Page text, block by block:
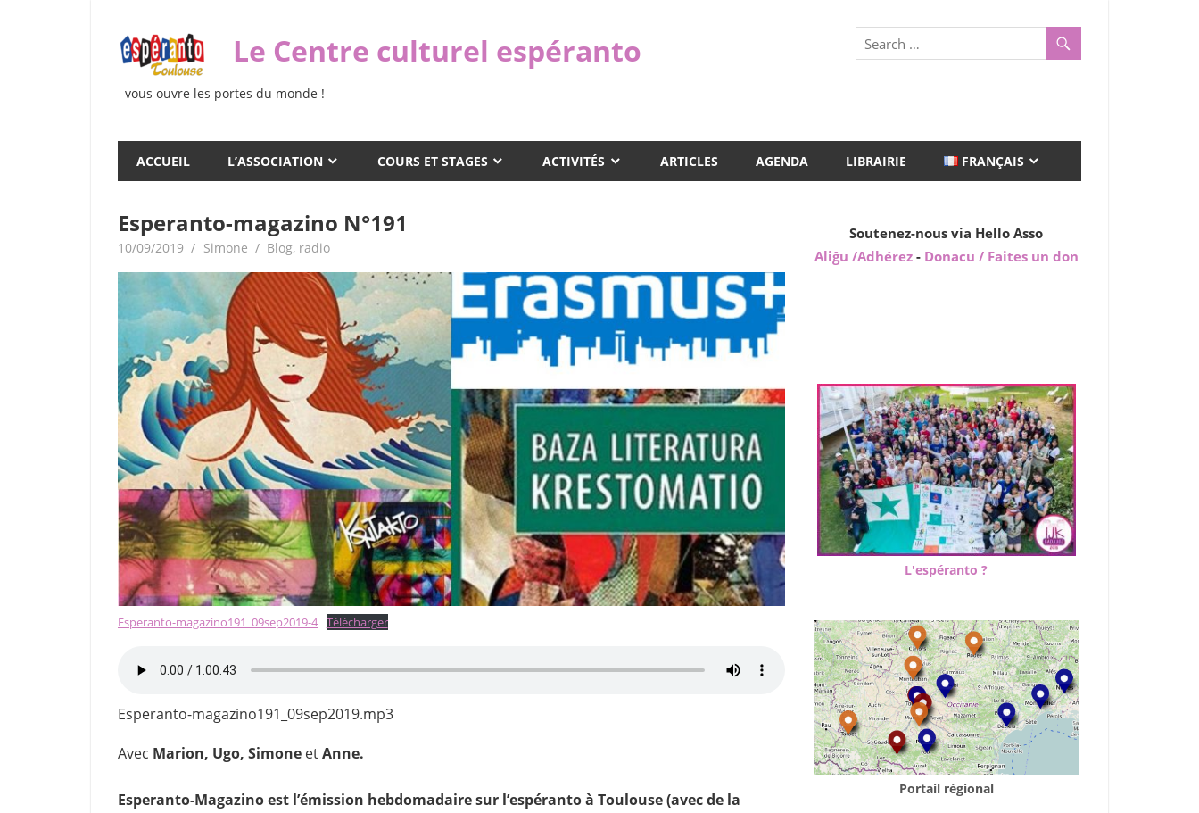
content
Le Centre culturel espéranto
vous ouvre les portes du monde !
ACCUEIL L’ASSOCIATION COURS ET STAGES ACTIVITÉS ARTICLES AGENDA LIBRAIRIE FRANÇAIS
Esperanto-magazino N°191
10/09/2019 Simone Blog, radio
Esperanto-magazino191_09sep2019-4 Télécharger
Esperanto-magazino191_09sep2019.mp3
Avec Marion, Ugo, Simone etAnne.
Esperanto-Magazino est l’émission hebdomadaire sur l’espéranto à Toulouse (avec de la
Soutenez-nous via Hello Asso
Aliĝu /Adhérez - Donacu / Faites un don
L'espéranto ?
Portail régional